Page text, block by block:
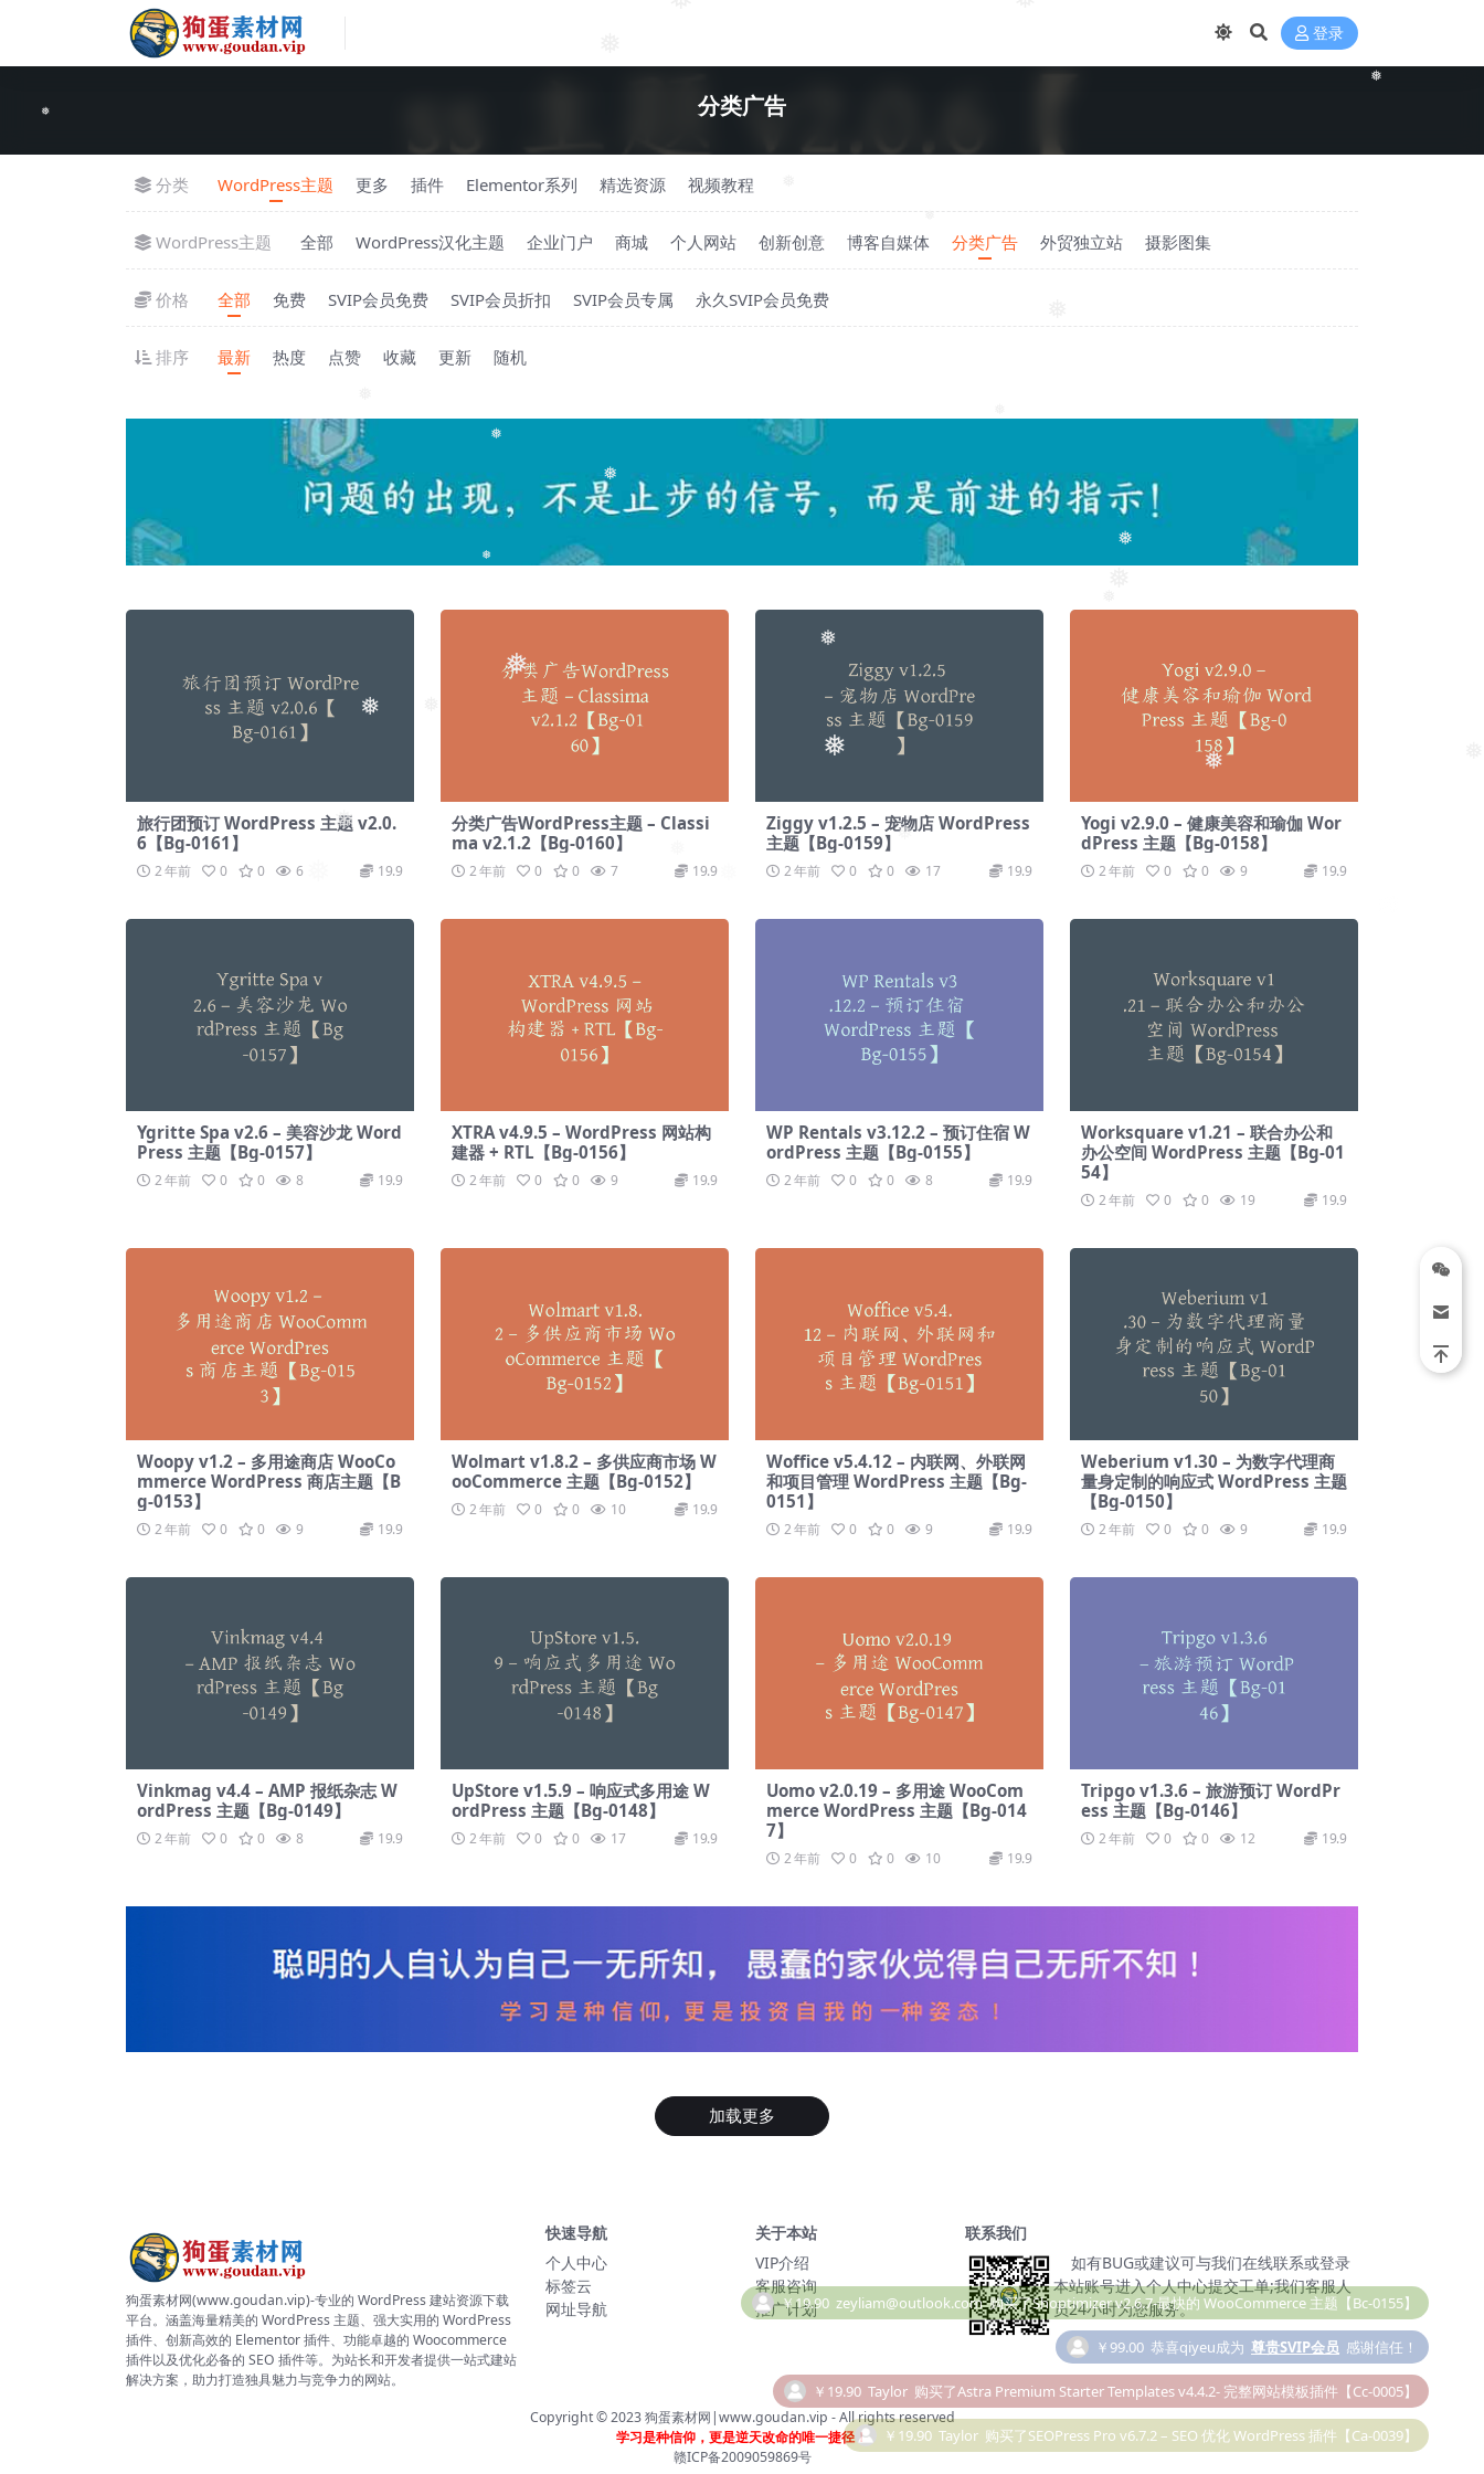
❅
❅
❅
❅
❅
❅
❅
❅
❅
登录
分类广告
分类 WordPress主题 更多 插件 Elementor系列 精选资源 视频教程
WordPress主题 全部 WordPress汉化主题 企业门户 商城 个人网站 创新创意 博客自媒体 分类广告 外贸独立站 摄影图集
价格 全部 免费 SVIP会员免费 SVIP会员折扣 SVIP会员专属 永久SVIP会员免费
排序 最新 热度 点赞 收藏 更新 随机
旅行团预订 WordPress 主题 v2.0.
6【Bg-0161】
2 年前 0 0 6 19.9
分类广告WordPress主题 – Classi
ma v2.1.2【Bg-0160】
2 年前 0 0 7 19.9
Ziggy v1.2.5 – 宠物店 WordPress
主题【Bg-0159】
2 年前 0 0 17 19.9
Yogi v2.9.0 – 健康美容和瑜伽 Wor
dPress 主题【Bg-0158】
2 年前 0 0 9 19.9
Ygritte Spa v2.6 – 美容沙龙 Word
Press 主题【Bg-0157】
2 年前 0 0 8 19.9
XTRA v4.9.5 – WordPress 网站构
建器 + RTL【Bg-0156】
2 年前 0 0 9 19.9
WP Rentals v3.12.2 – 预订住宿 W
ordPress 主题【Bg-0155】
2 年前 0 0 8 19.9
Worksquare v1.21 – 联合办公和
办公空间 WordPress 主题【Bg-01
54】
2 年前 0 0 19 19.9
Woopy v1.2 – 多用途商店 WooCo
mmerce WordPress 商店主题【B
g-0153】
2 年前 0 0 9 19.9
Wolmart v1.8.2 – 多供应商市场 W
ooCommerce 主题【Bg-0152】
2 年前 0 0 10 19.9
Woffice v5.4.12 – 内联网、外联网
和项目管理 WordPress 主题【Bg-
0151】
2 年前 0 0 9 19.9
Weberium v​​1.30 – 为数字代理商
量身定制的响应式 WordPress 主题
【Bg-0150】
2 年前 0 0 9 19.9
Vinkmag v4.4 – AMP 报纸杂志 W
ordPress 主题【Bg-0149】
2 年前 0 0 8 19.9
UpStore v1.5.9 – 响应式多用途 W
ordPress 主题【Bg-0148】
2 年前 0 0 17 19.9
Uomo v2.0.19 – 多用途 WooCom
merce WordPress 主题【Bg-014
7】
2 年前 0 0 10 19.9
Tripgo v1.3.6 – 旅游预订 WordPr
ess 主题【Bg-0146】
2 年前 0 0 12 19.9
加载更多
狗蛋素材网(www.goudan.vip)-专业的 WordPress 建站资源下载
平台。涵盖海量精美的 WordPress 主题、强大实用的 WordPress
插件、创新高效的 Elementor 插件、功能卓越的 Woocommerce
插件以及优化必备的 SEO 插件等。为站长和开发者提供一站式建站
解决方案，助力打造独具魅力与竞争力的网站。
快速导航
个人中心
标签云
网址导航
关于本站
VIP介绍
客服咨询
推广计划
联系我们
如有BUG或建议可与我们在线联系或登录
本站账号进入个人中心提交工单;我们客服人
员24小时为您服务。
Copyright © 2023狗蛋素材网|www.goudan.vip - All rights reserved
学习是种信仰，更是逆天改命的唯一捷径！
赣ICP备2009059869号
￥99.00 恭喜qiyeu成为 尊贵SVIP会员 感谢信任！
购买了Astra Premium Starter Templates v4.4.2- 完整网站模板插件【Cc-0005】
￥19.90 Taylor 购买了SEOPress Pro v6.7.2 – SEO 优化 WordPress 插件【Ca-0039】
￥19.90 Taylor 购买了Elementor Pro v6.0.5 – 必备插件【Cc-0036】